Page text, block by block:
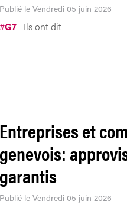
Publié le Vendredi 05 juin 2026
#G7 Ils ont dit
Entreprises et
genevois:
garantis
Publié le Vendredi 05 juin 2026